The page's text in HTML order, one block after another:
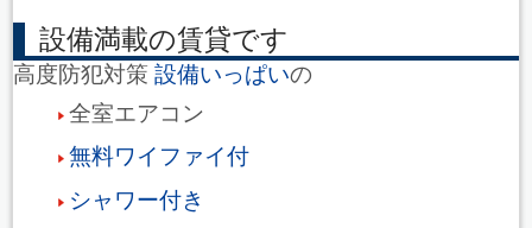
設備満載の賃貸です
高度防犯対策 設備いっぱいの
全室エアコン
無料ワイファイ付
シャワー付き